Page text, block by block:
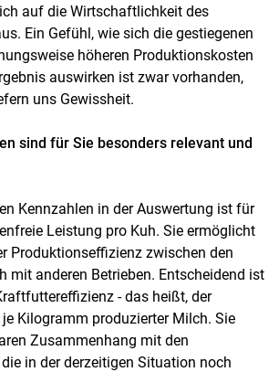
auf die Wirtschaftlichkeit des
Ein Gefühl, wie sich die gestiegenen
höheren Produktionskosten
auswirken ist zwar vorhanden,
uns Gewissheit.
sind für Sie besonders relevant und
Kennzahlen in der Auswertung ist für
Leistung pro Kuh. Sie ermöglicht
Produktionseffizienz zwischen den
mit anderen Betrieben. Entscheidend ist
- das heißt, der
Kilogramm produzierter Milch. Sie
Zusammenhang mit den
in der derzeitigen Situation noch